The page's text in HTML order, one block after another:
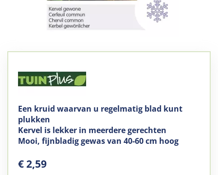
Een kruid waarvan u regelmatig blad kunt
plukken
Kervel is lekker in meerdere gerechten
Mooi, fijnbladig gewas van 40-60 cm hoog
€2,59